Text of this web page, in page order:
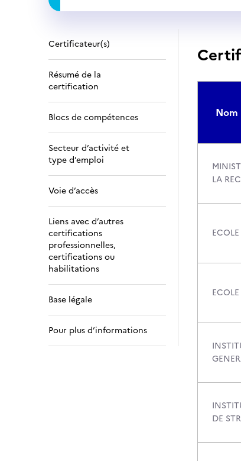
Certificateur(s)
Résumé de la
certification
Blocs de compétences
Secteur d’activité et
type d’emploi
Voie d’accès
Liens avec d’autres
certifications
professionnelles,
certifications ou
habilitations
Base légale
Pour plus d’informations
Nom
LA
DE